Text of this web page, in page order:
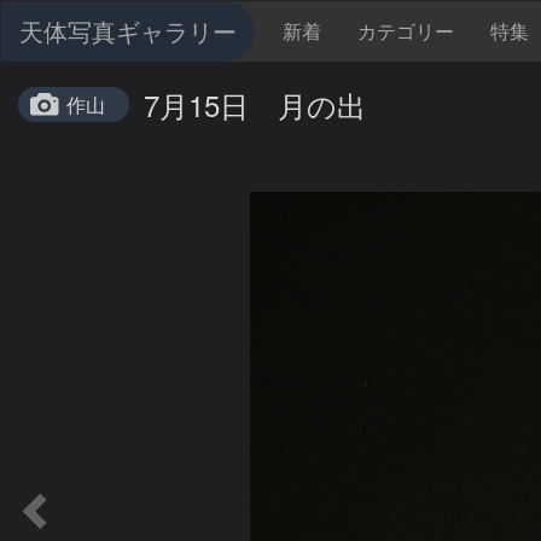
天体写真ギャラリー 新着 カテゴリー 特集
作山 7月15日 月の出